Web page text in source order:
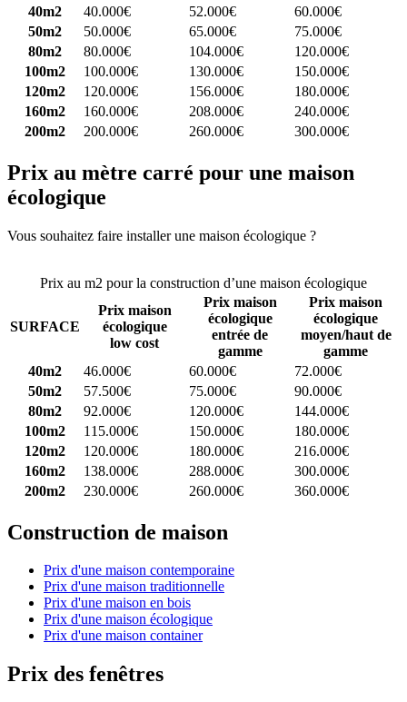
40m2
40.000€ 52.000€
60.000€
50m2
50.000€ 65.000€
75.000€
80m2
80.000€ 104.000€
120.000€
100m2
100.000€ 130.000€
150.000€
120m2
120.000€ 156.000€
180.000€
160m2
160.000€ 208.000€
240.000€
200m2
200.000€ 260.000€ 300.000€
Prix au mètre carré pour une maison
écologique
Vous souhaitez faire installer une maison écologique ?
Prix au m2 pour la construction d’une maison écologique
SURFACE
Prix maison
écologique
low cost
Prix maison
écologique
entrée de
gamme
Prix maison
écologique
moyen/haut de
gamme
40m2
46.000€ 60.000€
72.000€
50m2
57.500€ 75.000€
90.000€
80m2
92.000€ 120.000€
144.000€
100m2
115.000€ 150.000€
180.000€
120m2
120.000€ 180.000€
216.000€
160m2
138.000€ 288.000€
300.000€
200m2
230.000€ 260.000€ 360.000€
Construction de maison
Prix d'une maison contemporaine
Prix d'une maison traditionnelle
Prix d'une maison en bois
Prix d'une maison écologique
Prix d'une maison container
Prix des fenêtres